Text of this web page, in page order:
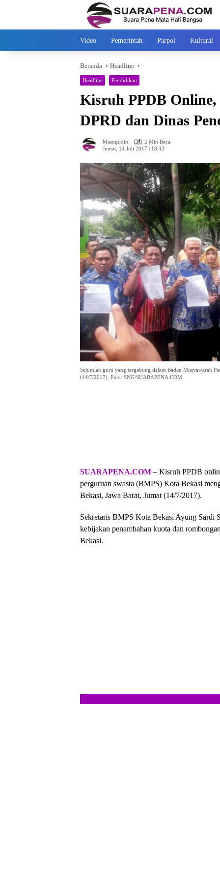
Video Pemerintah Parpol Kultural
Beranda Headline
Headline Pendidikan
Kisruh PPDB
DPRD dan Dinas
Masngudin
2 Min Baca
Jumat, 14 Juli 2017 | 18:43
Sejumlah guru yang tergabung dalam Badan Musyawarah
(14/7/2017). Foto: SNG/SUARAPENA.COM
SUARAPENA.COM – Kisruh PPDB
perguruan swasta (BMPS) Kota Bekasi
Bekasi, Jawa Barat, Jumat (14/7/2017).
Sekretaris BMPS Kota Bekasi Ayung Sardi
kebijakan penambahan kuota dan
Bekasi.